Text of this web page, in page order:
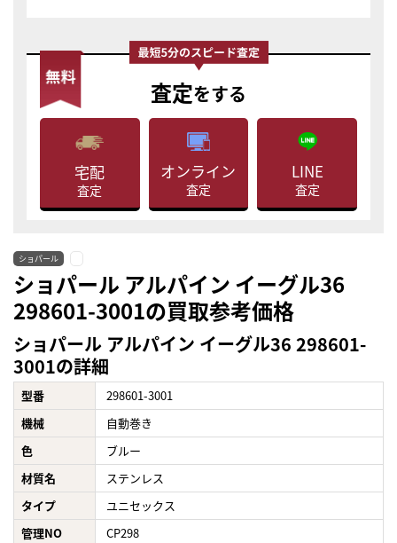
査定をする
宅配
査定
オンライン
査定
LINE
査定
ショパール
ショパール アルパイン イーグル36
298601-3001の買取参考価格
ショパール アルパイン イーグル36 298601-
3001の詳細
型番
298601-3001
機械
自動巻き
色
ブルー
材質名
ステンレス
タイプ
ユニセックス
管理NO
CP298